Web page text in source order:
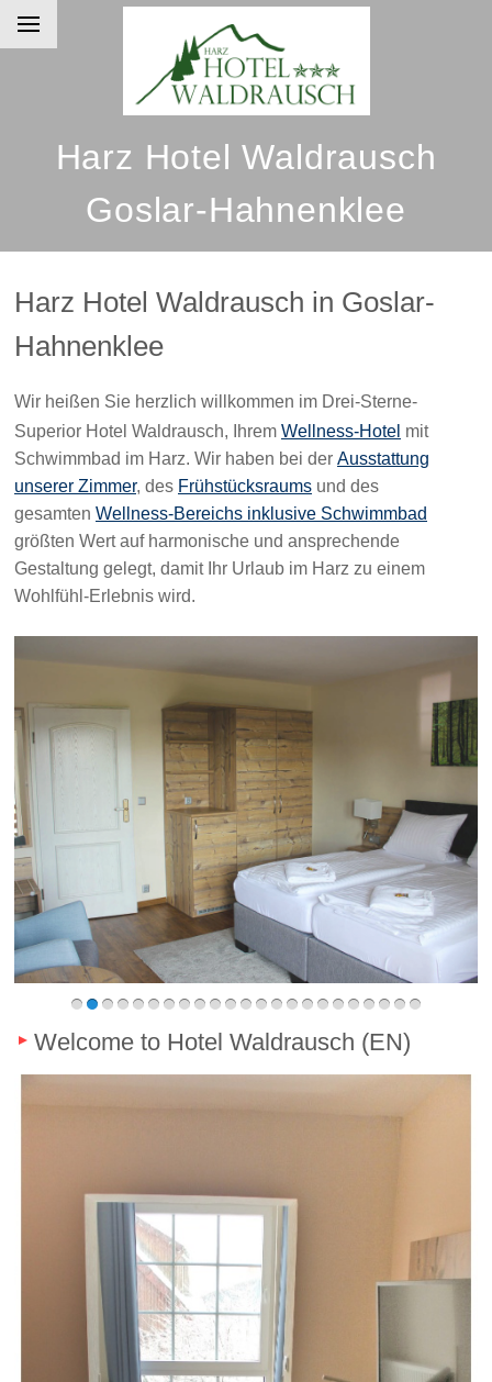
Harz Hotel Waldrausch
Goslar-Hahnenklee
Harz Hotel Waldrausch in Goslar-
Hahnenklee
Wir heißen Sie herzlich willkommen im Drei-Sterne-
Superior Hotel Waldrausch, Ihrem Wellness-Hotel mit
Schwimmbad im Harz. Wir haben bei der Ausstattung
unserer Zimmer, des Frühstücksraums und des
gesamten Wellness-Bereichs inklusive Schwimmbad
größten Wert auf harmonische und ansprechende
Gestaltung gelegt, damit Ihr Urlaub im Harz zu einem
Wohlfühl-Erlebnis wird.
UNSERE SUITE
Schlafraum
Welcome to Hotel Waldrausch (EN)